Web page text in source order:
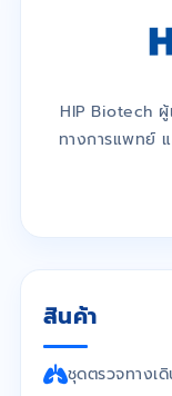
HIP Biotech
ทางการแพทย์
สินค้า
ชุดตรวจทางเ